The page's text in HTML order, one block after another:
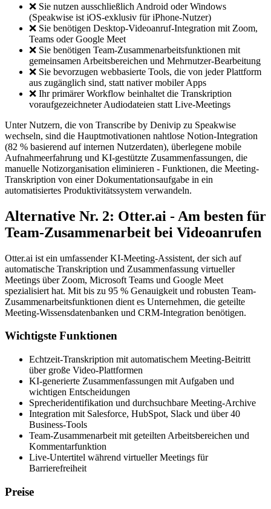
❌ Sie nutzen ausschließlich Android oder Windows
(Speakwise ist iOS-exklusiv für iPhone-Nutzer)
❌ Sie benötigen Desktop-Videoanruf-Integration mit Zoom,
Teams oder Google Meet
❌ Sie benötigen Team-Zusammenarbeitsfunktionen mit
gemeinsamen Arbeitsbereichen und Mehrnutzer-Bearbeitung
❌ Sie bevorzugen webbasierte Tools, die von jeder Plattform
aus zugänglich sind, statt nativer mobiler Apps
❌ Ihr primärer Workflow beinhaltet die Transkription
voraufgezeichneter Audiodateien statt Live-Meetings
Unter Nutzern, die von Transcribe by Denivip zu Speakwise
wechseln, sind die Hauptmotivationen nahtlose Notion-Integration
(82 % basierend auf internen Nutzerdaten), überlegene mobile
Aufnahmeerfahrung und KI-gestützte Zusammenfassungen, die
manuelle Notizorganisation eliminieren - Funktionen, die Meeting-
Transkription von einer Dokumentationsaufgabe in ein
automatisiertes Produktivitätssystem verwandeln.
Alternative Nr. 2: Otter.ai - Am besten für
Team-Zusammenarbeit bei Videoanrufen
Otter.ai ist ein umfassender KI-Meeting-Assistent, der sich auf
automatische Transkription und Zusammenfassung virtueller
Meetings über Zoom, Microsoft Teams und Google Meet
spezialisiert hat. Mit bis zu 95 % Genauigkeit und robusten Team-
Zusammenarbeitsfunktionen dient es Unternehmen, die geteilte
Meeting-Wissensdatenbanken und CRM-Integration benötigen.
Wichtigste Funktionen
Echtzeit-Transkription mit automatischem Meeting-Beitritt
über große Video-Plattformen
KI-generierte Zusammenfassungen mit Aufgaben und
wichtigen Entscheidungen
Sprecheridentifikation und durchsuchbare Meeting-Archive
Integration mit Salesforce, HubSpot, Slack und über 40
Business-Tools
Team-Zusammenarbeit mit geteilten Arbeitsbereichen und
Kommentarfunktion
Live-Untertitel während virtueller Meetings für
Barrierefreiheit
Preise